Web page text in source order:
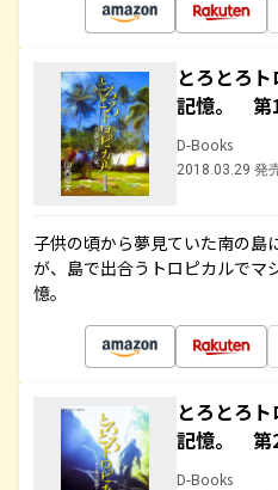
とろとろ
記憶。 第
D-Books
2018.03.29 発
子供の頃から夢見ていた南の島
が、島で出合うトロピカルでマ
憶。
とろとろ
記憶。 第
D-Books